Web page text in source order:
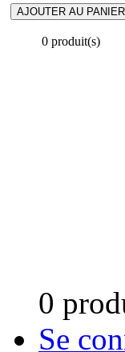
0 produit(s)
0
Se